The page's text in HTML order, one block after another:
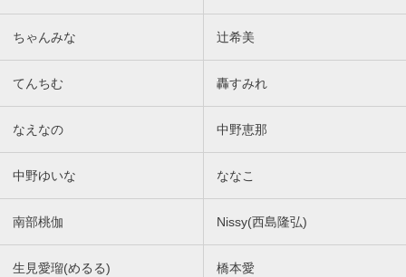
ちゃんみな 辻希美
てんちむ 轟すみれ
なえなの 中野恵那
中野ゆいな ななこ
南部桃伽 Nissy(西島隆弘)
生見愛瑠(めるる) 橋本愛